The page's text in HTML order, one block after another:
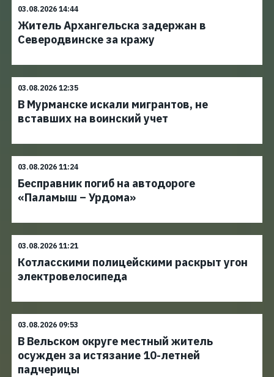
03.08.2026 14:44
Житель Архангельска задержан в
Северодвинске за кражу
03.08.2026 12:35
В Мурманске искали мигрантов, не
вставших на воинский учет
03.08.2026 11:24
Бесправник погиб на автодороге
«Паламыш – Урдома»
03.08.2026 11:21
Котласскими полицейскими раскрыт угон
электровелосипеда
03.08.2026 09:53
В Вельском округе местный житель
осужден за истязание 10-летней
падчерицы